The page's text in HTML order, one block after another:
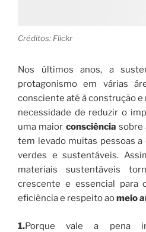
Créditos: Flickr
Nos últimos anos, a
protagonismo em várias
consciente até à construção e
necessidade de reduzir o
uma maior consciência sobre
tem levado muitas pessoas
verdes e sustentáveis.
materiais sustentáveis
crescente e essencial para
eficiência e respeito aomeio
1.Porque vale a pena